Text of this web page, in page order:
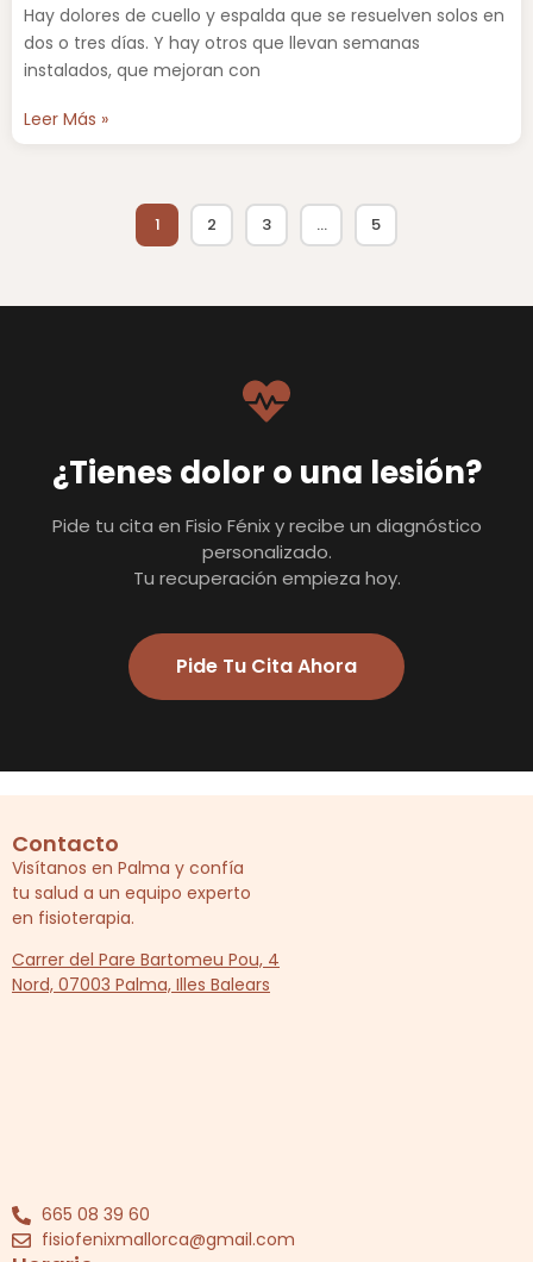
Hay dolores de cuello y espalda que se resuelven solos en
dos o tres días. Y hay otros que llevan semanas
instalados, que mejoran con
Leer Más »
1 2 3 … 5
¿Tienes dolor o una lesión?
Pide tu cita en Fisio Fénix y recibe un diagnóstico
personalizado.
Tu recuperación empieza hoy.
Pide Tu Cita Ahora
Contacto
Visítanos en Palma y confía
tu salud a un equipo experto
en fisioterapia.
Carrer del Pare Bartomeu Pou, 4
Nord, 07003 Palma, Illes Balears
665 08 39 60
fisiofenixmallorca@gmail.com